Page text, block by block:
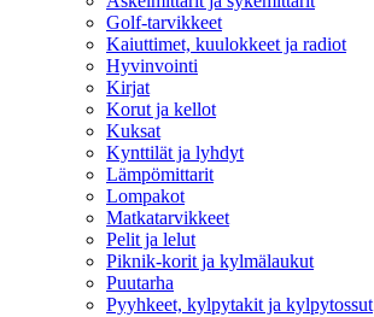
Golf-tarvikkeet
Kaiuttimet, kuulokkeet ja radiot
Hyvinvointi
Kirjat
Korut ja kellot
Kuksat
Kynttilät ja lyhdyt
Lämpömittarit
Lompakot
Matkatarvikkeet
Pelit ja lelut
Piknik-korit ja kylmälaukut
Puutarha
Pyyhkeet, kylpytakit ja kylpytossut